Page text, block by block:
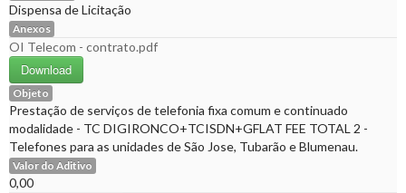
Dispensa de Licitação
Anexos
OI Telecom - contrato.pdf
Download
Objeto
Prestação de serviços de telefonia fixa comum e continuado
modalidade - TC DIGIRONCO+TCISDN+GFLAT FEE TOTAL 2 -
Telefones para as unidades de São Jose, Tubarão e Blumenau.
Valor do Aditivo
0,00